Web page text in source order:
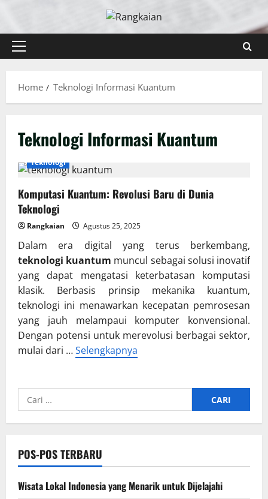
content
Primary
Home
Teknologi Informasi Kuantum
Teknologi Informasi Kuantum
Teknologi
Komputasi Kuantum: Revolusi Baru di Dunia
Teknologi
Rangkaian Agustus 25, 2025
Dalam era digital yang terus berkembang,
teknologi kuantum muncul sebagai solusi inovatif
yang dapat mengatasi keterbatasan komputasi
klasik. Berbasis prinsip mekanika kuantum,
teknologi ini menawarkan kecepatan pemrosesan
yang jauh melampaui komputer konvensional.
Dengan potensi untuk merevolusi berbagai sektor,
mulai dari …Selengkapnya
Cari
untuk:
POS-POS TERBARU
Wisata Lokal Indonesia yang Menarik untuk Dijelajahi